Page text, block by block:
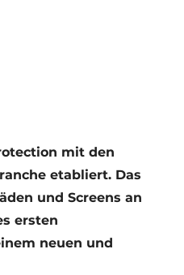
mit den
etabliert. Das
und Screens an
ersten
neuen und